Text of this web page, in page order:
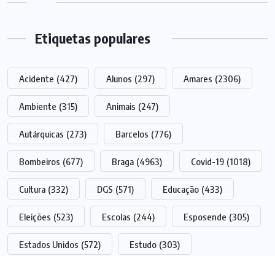
Etiquetas populares
Acidente (427) Alunos (297) Amares (2306)
Ambiente (315) Animais (247)
Autárquicas (273) Barcelos (776)
Bombeiros (677) Braga (4963) Covid-19 (1018)
Cultura (332) DGS (571) Educação (433)
Eleições (523) Escolas (244) Esposende (305)
Estados Unidos (572) Estudo (303)